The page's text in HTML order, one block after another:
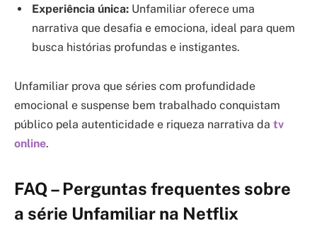
Experiência única: Unfamiliar oferece uma
narrativa que desafia e emociona, ideal para quem
busca histórias profundas e instigantes.
Unfamiliar prova que séries com profundidade
emocional e suspense bem trabalhado conquistam
público pela autenticidade e riqueza narrativa da tv
online.
FAQ – Perguntas frequentes sobre
a série Unfamiliar na Netflix